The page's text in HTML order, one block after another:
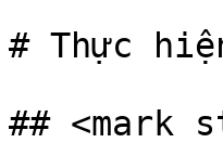
# Thực
## <mark